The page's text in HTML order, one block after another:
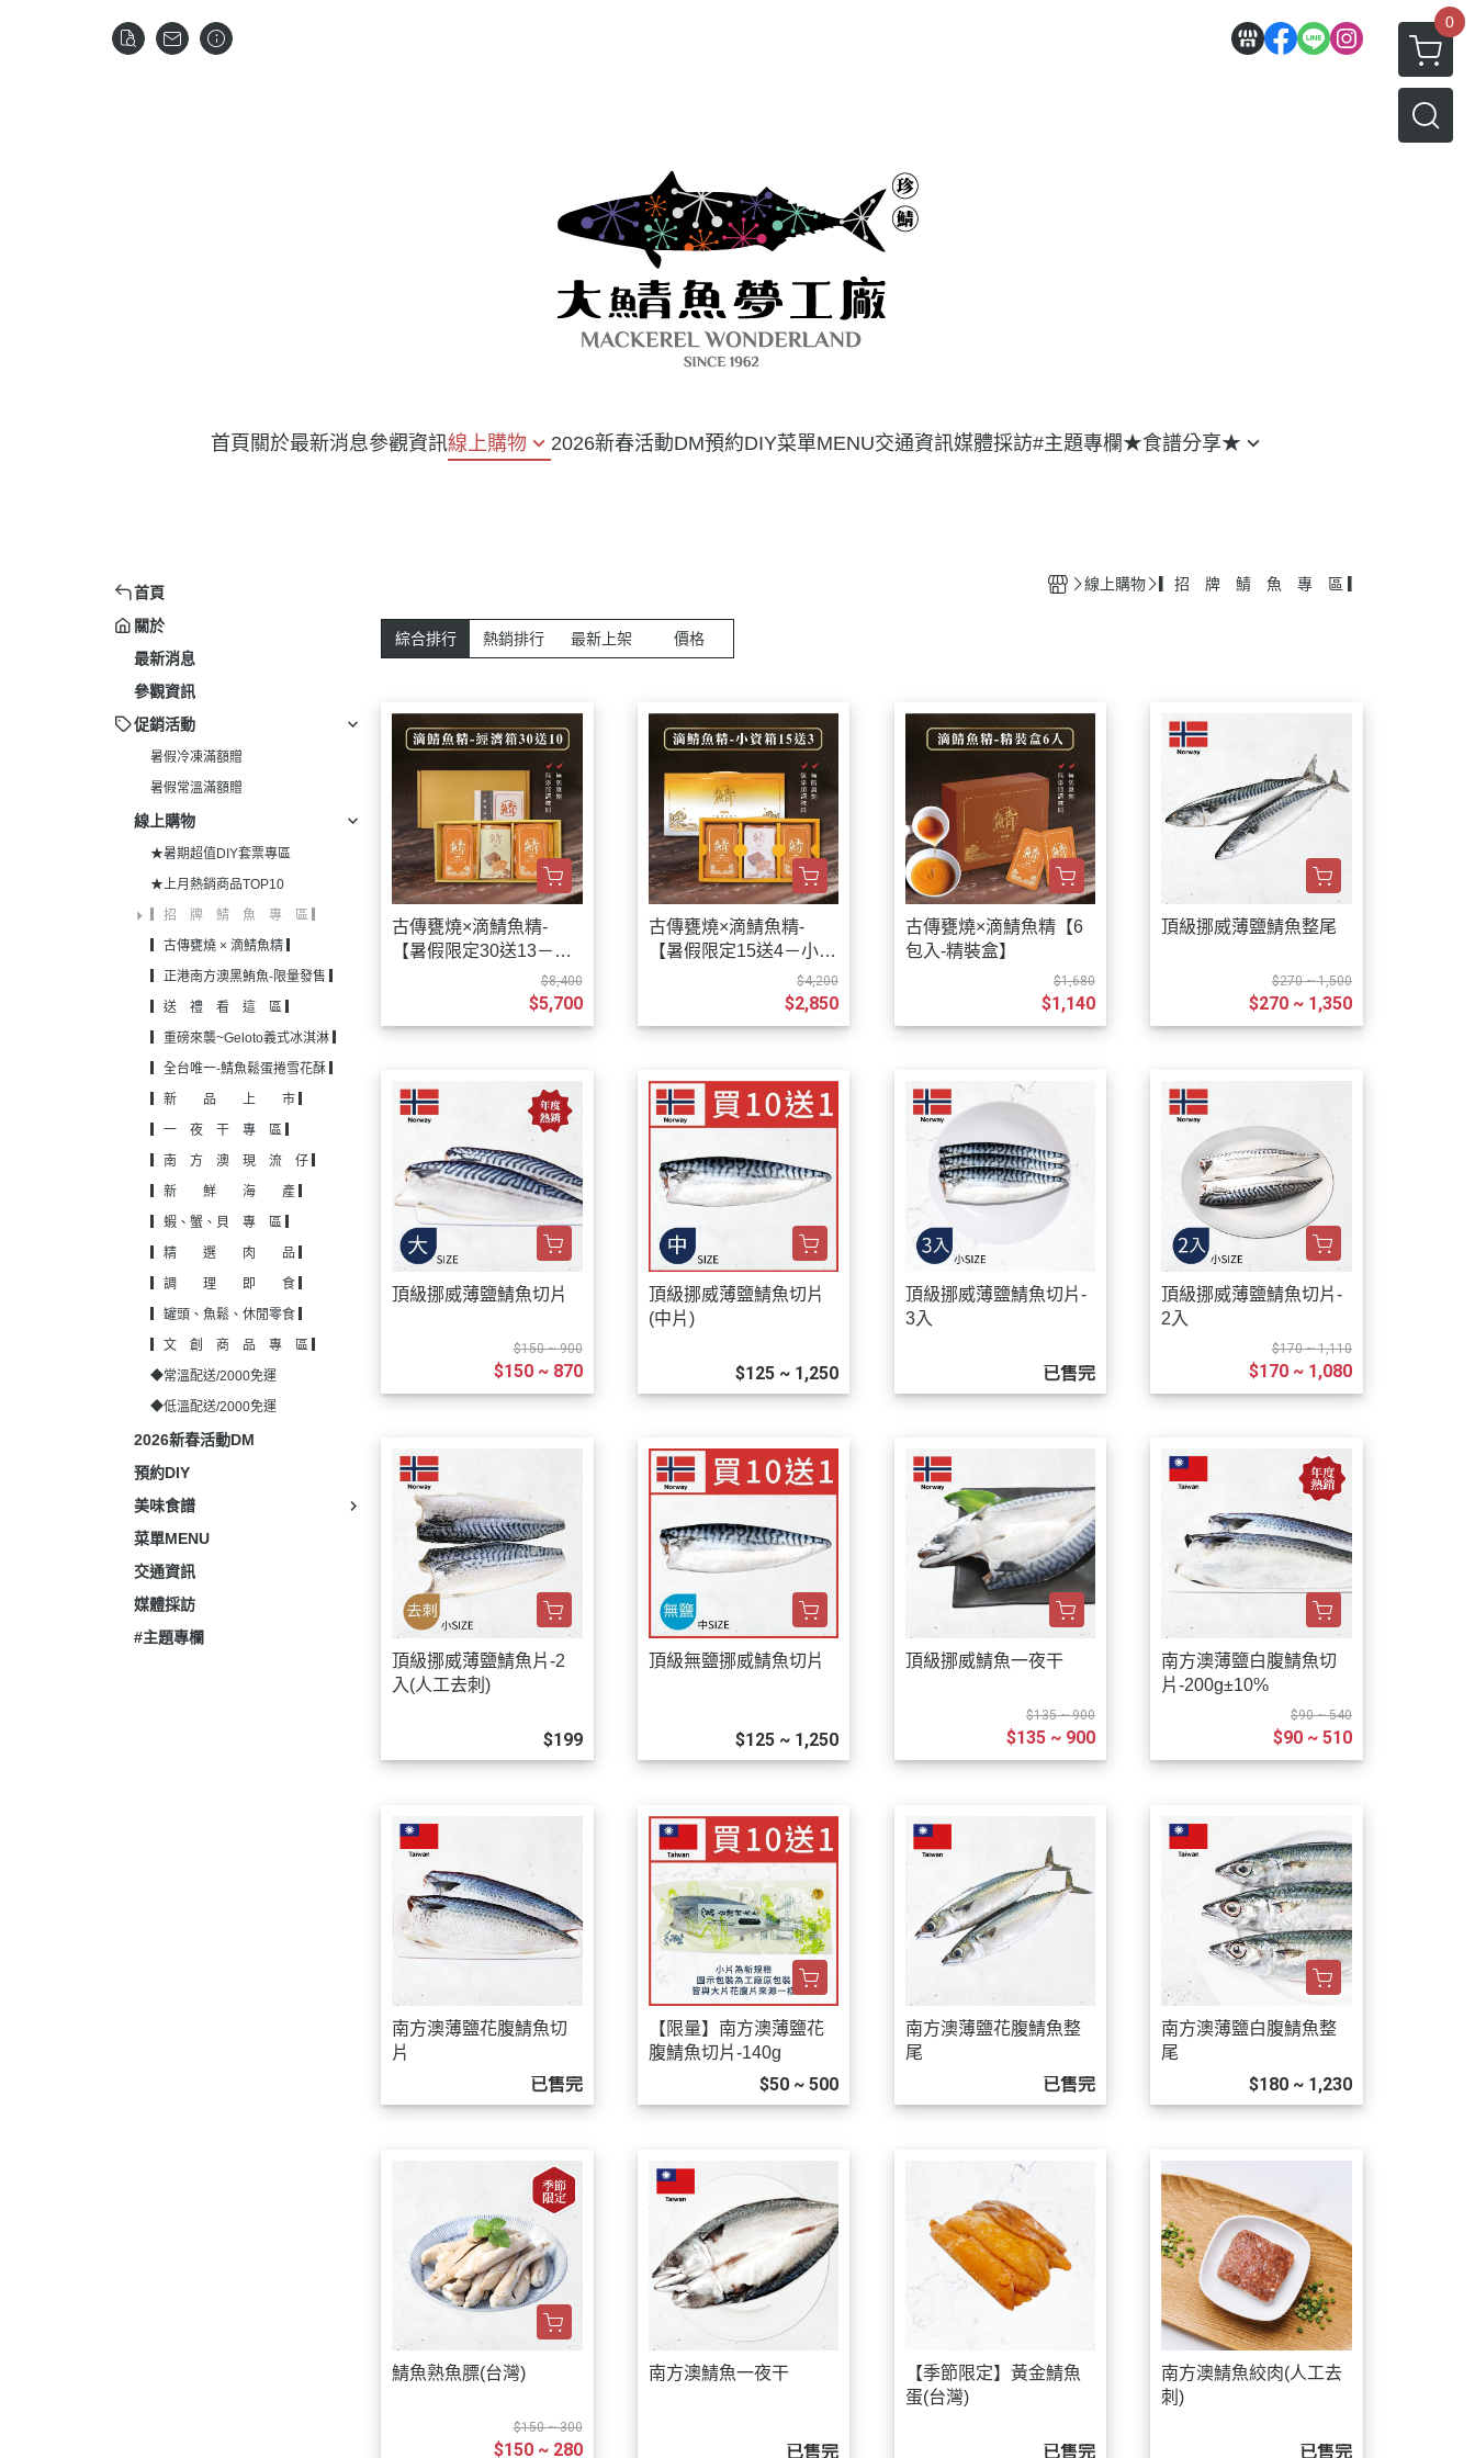
0
首頁 關於最新消息參觀資訊線上購物
▎正港南方澳黑鮪魚-限量發售
▎
▎重磅來襲~Geloto義式冰淇淋
▎全台唯一-鯖魚鬆蛋捲雪花酥
▎新 品 上 市 ▎
▎一 夜 干 專 區 ▎
▎南 方 澳 現 流 仔 ▎
▎新 鮮 海 產 ▎
▎蝦、蟹、貝 專 區 ▎
▎調 理 即 食 ▎
▎罐頭、魚鬆、休閒零食 ▎
▎文 創 商 品 專 區 ▎
◆常溫配送/2000免運
◆低溫配送/2000免運
2026新春活動DM預約DIY菜單MENU交通資訊媒體採訪#主題專欄★食譜分享★
首頁
關於
最新消息
參觀資訊
促銷活動
暑假冷凍滿額贈
暑假常溫滿額贈
線上購物
★暑期超值DIY套票專區
★上月熱銷商品TOP10
▎招 牌 鯖 魚 專 區 ▎
▎古傳甕燒 × 滴鯖魚精 ▎
▎正港南方澳黑鮪魚-限量發售 ▎
▎送 禮 看 這 區 ▎
▎重磅來襲~Geloto義式冰淇淋 ▎
▎全台唯一-鯖魚鬆蛋捲雪花酥 ▎
▎新 品 上 市 ▎
▎一 夜 干 專 區 ▎
▎南 方 澳 現 流 仔 ▎
▎新 鮮 海 產 ▎
▎蝦、蟹、貝 專 區 ▎
▎精 選 肉 品 ▎
▎調 理 即 食 ▎
▎罐頭、魚鬆、休閒零食 ▎
▎文 創 商 品 專 區 ▎
◆常溫配送/2000免運
◆低溫配送/2000免運
2026新春活動DM
預約DIY
美味食譜
菜單MENU
交通資訊
媒體採訪
#主題專欄
線上購物 ▎招 牌 鯖 魚 專 區 ▎
綜合排行 熱銷排行 最新上架 價格
古傳甕燒×滴鯖魚精-
【暑假限定30送13－經
$8,400
$5,700
古傳甕燒×滴鯖魚精-
【暑假限定15送4－小資
$4,200
$2,850
古傳甕燒×滴鯖魚精【6
包入-精裝盒】
$1,680
$1,140
頂級挪威薄鹽鯖魚整尾
$270 ~ 1,500
$270 ~ 1,350
頂級挪威薄鹽鯖魚切片
$150 ~ 900
$150 ~ 870
頂級挪威薄鹽鯖魚切片
(中片)
$125 ~ 1,250
頂級挪威薄鹽鯖魚切片-
3入
已售完
頂級挪威薄鹽鯖魚切片-
2入
$170 ~ 1,110
$170 ~ 1,080
頂級挪威薄鹽鯖魚片-2
入(人工去刺)
$199
頂級無鹽挪威鯖魚切片
$125 ~ 1,250
頂級挪威鯖魚一夜干
$135 ~ 900
$135 ~ 900
南方澳薄鹽白腹鯖魚切
片-200g±10%
$90 ~ 540
$90 ~ 510
南方澳薄鹽花腹鯖魚切
片
已售完
【限量】南方澳薄鹽花
腹鯖魚切片-140g
$50 ~ 500
南方澳薄鹽花腹鯖魚整
尾
已售完
南方澳薄鹽白腹鯖魚整
尾
$180 ~ 1,230
鯖魚熟魚膘(台灣)
$150 ~ 300
$150 ~ 280
南方澳鯖魚一夜干
已售完
【季節限定】黃金鯖魚
蛋(台灣)
已售完
南方澳鯖魚絞肉(人工去
刺)
已售完